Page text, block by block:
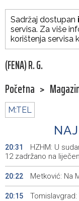
Sadržaj dostupan
servisa. Za više
korištenja servisa
(FENA) R. G.
Početna >
M:TEL
20:31
HZHM: U
12 zadržano na
20:22 Metković: Na
20:15